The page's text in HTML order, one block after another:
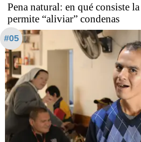
Pena natural: en qué consiste
permite “aliviar” condenas
#05